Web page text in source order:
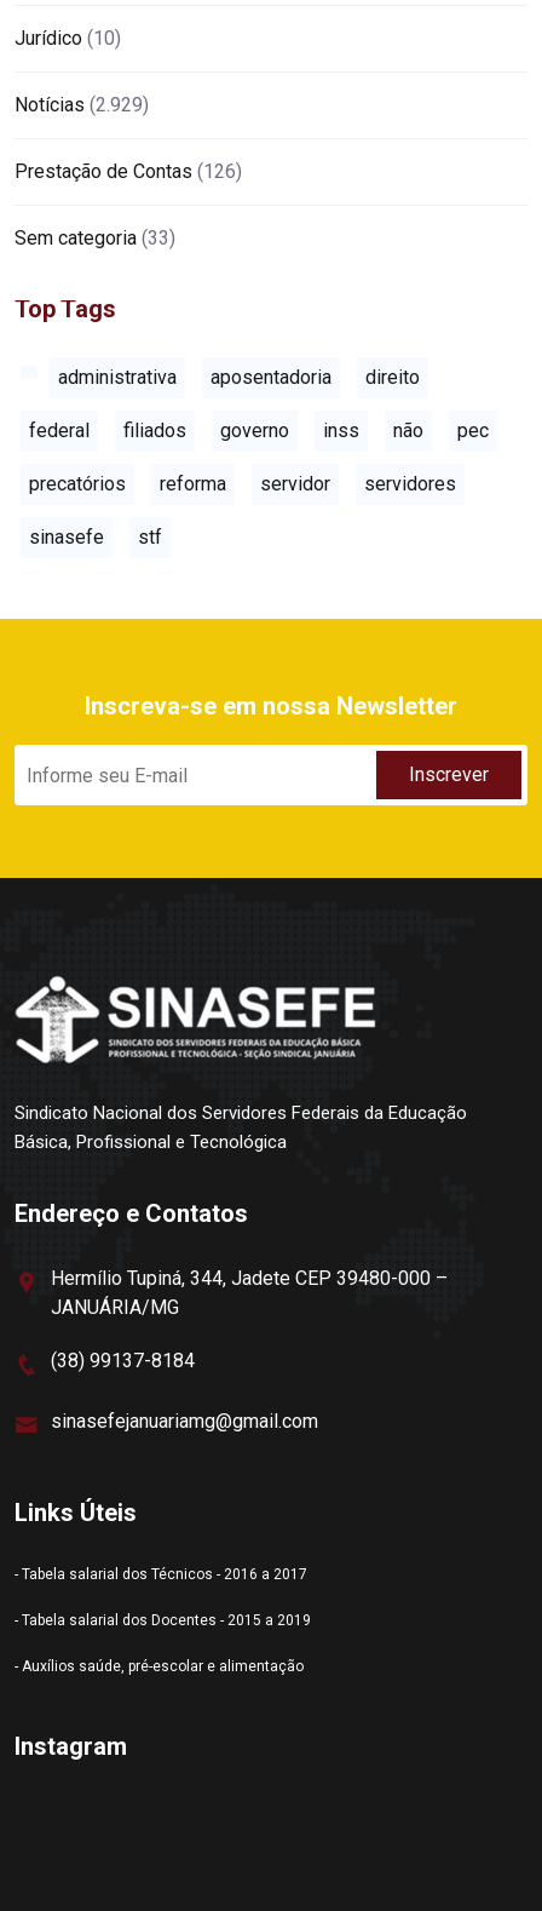
Jurídico (10)
Notícias (2.929)
Prestação de Contas (126)
Sem categoria (33)
Top Tags
administrativa aposentadoria direito
federal filiados governo inss não pec
precatórios reforma servidor servidores
sinasefe stf
Inscreva-se em nossa Newsletter
Sindicato Nacional dos Servidores Federais da Educação
Básica, Profissional e Tecnológica
Endereço e Contatos
Hermílio Tupiná, 344, Jadete CEP 39480-000 –
JANUÁRIA/MG
(38) 99137-8184
sinasefejanuariamg@gmail.com
Links Úteis
- Tabela salarial dos Técnicos - 2016 a 2017
- Tabela salarial dos Docentes - 2015 a 2019
- Auxílios saúde, pré-escolar e alimentação
Instagram